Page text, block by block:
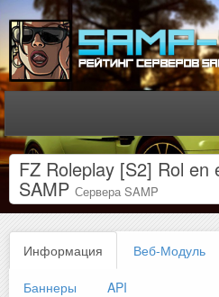
FZ Roleplay [S2] Rol en
SAMP Сервера SAMP
Информация Веб-Модуль
Баннеры API